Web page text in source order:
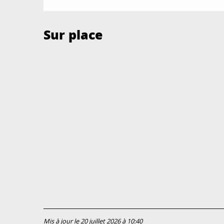
Sur place
Mis à jour le 20 juillet 2026 à 10:40